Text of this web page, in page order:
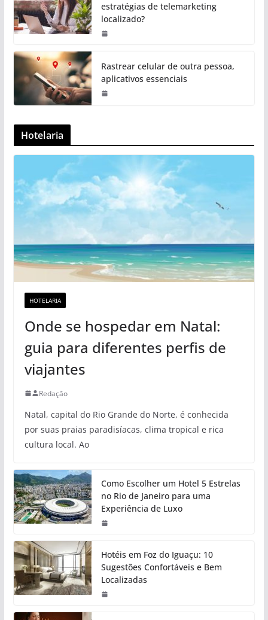
estratégias de telemarketing
localizado?
Rastrear celular de outra pessoa,
aplicativos essenciais
Hotelaria
HOTELARIA
Onde se hospedar em Natal:
guia para diferentes perfis de
viajantes
Redação
Natal, capital do Rio Grande do Norte, é conhecida
por suas praias paradisíacas, clima tropical e rica
cultura local. Ao
Como Escolher um Hotel 5 Estrelas
no Rio de Janeiro para uma
Experiência de Luxo
Hotéis em Foz do Iguaçu: 10
Sugestões Confortáveis e Bem
Localizadas